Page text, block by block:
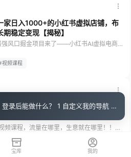
家日入1000+的小红书虚拟店铺，布
稳定变现【揭秘】
介绍 2026年最强风口掘金项目来了——小红书AI虚拟电商！全程AI包办选品、写稿、作图、自动交付全流程，不用自己死磕重复琐事，一个账号轻松稳賺月入1W+！ 小红书女性用户扎堆，付费意愿拉满、平台留存超高，流量变现天生占优势！ 零囤货、无实物、零备货资金压力，纯线上数字产品轻资产入局。实测数据摆在这：单账号日常保底日入500+，稳定运营单月破万轻轻松松！ 变现速度更是碾压绝大多数副业，执行力强的当天就能出单看到收益，就算新手慢一点，一周内也必定开单！ 想抓住今年这波流量红利的...
视频课程
视频实操课程，抓住这波红利，甩开
新2026年7月份）
26年最牛的短视频课程，流量在哪里，生意就在哪里！！！！不以增收为目的视频都是耍流氓 抓住这波红利，甩开90%同行！在技术迅猛发展推动下，短视频创作领域正经历一场颠覆性变革，真正实现“人人都是天才策划”愿景，新技术为短视频创意、效率插上了翅膀。 课程介绍 课程重在讲解一个全新的短视频创作实操教程！本课程所有内容均围着变现为目的，不讲理论，只讲具体创作实操落地，所有链路均是老风实操之后，直接给出的策略，且通俗易懂。 适合人群 想通过短视频提收人群； 适合所有电商商家； 适合实体...
短视频
宝库 我的
😃 登录后能做什么？ 1 自定义我的导航 导航页面顶栏 图标点击即可设置 2 收藏小站内的文章 把喜欢的文章收藏起来，随时回顾 3 评论留言 参与讨论，和其他小伙伴交流想法 💡 登录指引 右上角点击访问后可直接邮箱登录（无需注册）